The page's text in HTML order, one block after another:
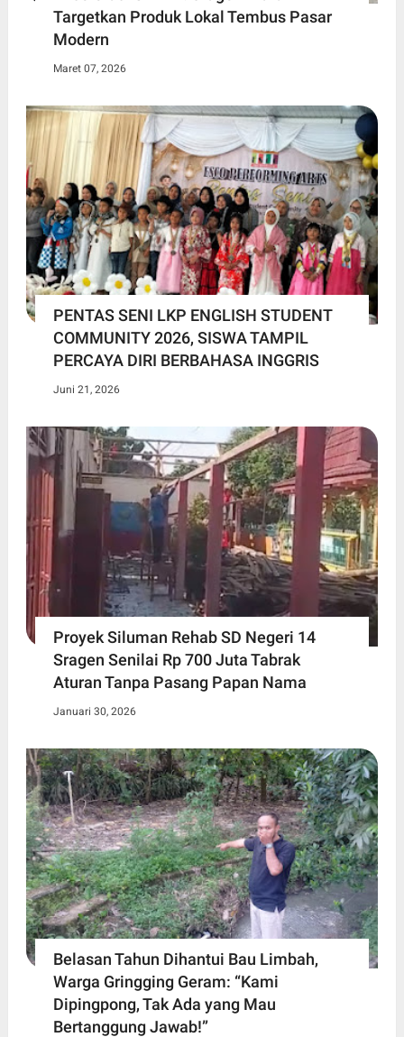
Targetkan Produk Lokal Tembus Pasar
Modern
Maret 07, 2026
PENTAS SENI LKP ENGLISH STUDENT
COMMUNITY 2026, SISWA TAMPIL
PERCAYA DIRI BERBAHASA INGGRIS
Juni 21, 2026
Proyek Siluman Rehab SD Negeri 14
Sragen Senilai Rp 700 Juta Tabrak
Aturan Tanpa Pasang Papan Nama
Januari 30, 2026
Belasan Tahun Dihantui Bau Limbah,
Warga Gringging Geram: “Kami
Dipingpong, Tak Ada yang Mau
Bertanggung Jawab!”